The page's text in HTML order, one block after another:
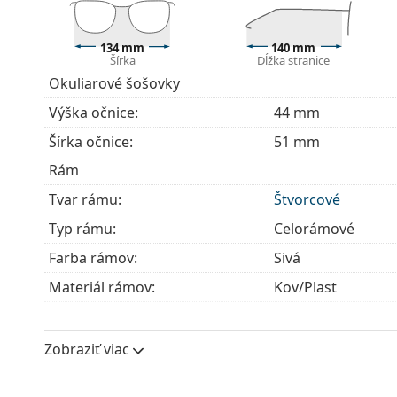
Handrička, ktorá je súčasťou balenia, je ideálna
modely môžu namiesto handričky obsahovať
Ide o zdravotnícku pomôcku. Pred použitím si
134 mm
Šírka
140 mm
Dĺžka stranice
Okuliarové šošovky
Výška očnice:
44 mm
Šírka očnice:
51 mm
Rám
Tvar rámu:
Štvorcové
Typ rámu:
Celorámové
Farba rámov:
Sivá
Materiál rámov:
Kov/Plast
Šírka:
Zobraziť viac